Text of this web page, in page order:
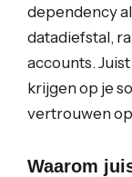
dependency
datadiefstal,
accounts.
krijgen op je
vertrouwen
Waarom